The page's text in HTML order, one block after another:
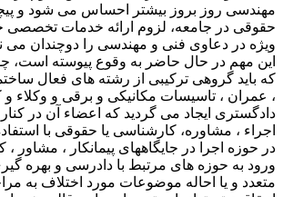
مهندسی روز بروز بیشتر احساس می شود و
حقوقی در جامعه، لزوم ارائه خدمات تخصصی
ویژه در دعاوی فنی و مهندسی را دوچندان می
این مهم در حال حاضر به وقوع پیوسته است،
که باید گروهی ترکیبی از رشته های فعال
، عمران ، تاسیسات مکانیکی و برقی و وکلاء
دادگستری ایجاد می گردید که اعضاء آن در کنار
اجراء ، مشاوره، کارشناسی یا حقوقی با
در حوزه اجرا در جایگاههای پیمانکار ، مشاور ،
ورود به حوزه های مرتبط با دادرسی و بهره
متعدد و یا احاله موضوعات مورد اختلاف به